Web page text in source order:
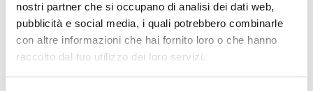
nostri partner che si occupano di analisi dei dati web,
pubblicità e social media, i quali potrebbero combinarle
con altre informazioni che hai fornito loro o che hanno
raccolto dal tuo utilizzo dei loro servizi.
Accessories EB00 Bases - Materials
Accessories for detector testing - Materials(6)